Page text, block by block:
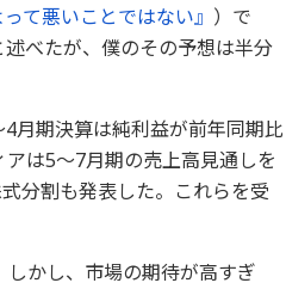
て悪いことではない』 ）で
べたが、僕のその予想は半分
月期決算は純利益が前年同期比
は5～7月期の売上高見通しを
分割も発表した。これらを受
かし、市場の期待が高すぎ